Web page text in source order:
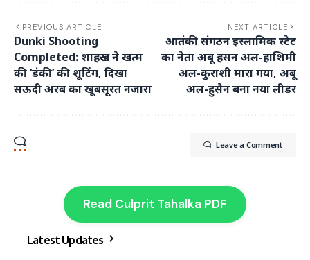
PREVIOUS ARTICLE
Dunki Shooting
Completed: शाहरुख ने खत्म
की ‘डंकी’ की शूटिंग, दिखा
सऊदी अरब का खूबसूरत नजारा
NEXT ARTICLE
आतंकी संगठन इस्लामिक स्टेट
का नेता अबू हसन अल-हाशिमी
अल-कुराशी मारा गया, अबू
अल-हुसैन बना नया लीडर
Leave a Comment
Read Culprit Tahalka PDF
Latest Updates